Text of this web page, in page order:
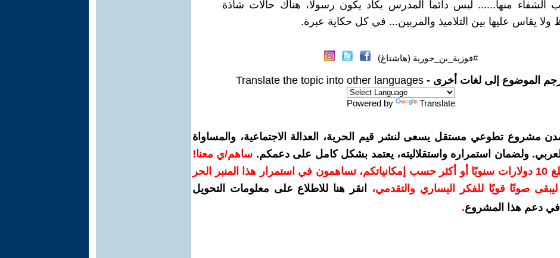
الشفاء منها...... ليس دائما المدرس يكاد يكون رسولا، هناك حالات شاذة
ولا يقاس عليها بين التلاميذ والمربين... في كل حكاية عبرة.
#فوزية_بن_حورية (هاشتاغ)
الموضوع إلى لغات أخرى - Translate the topic into other languages
Powered by Translate
مشروع تطوعي مستقل يسعى لنشر قيم الحرية، العدالة الاجتماعية، والمساواة
ولضمان استمراره واستقلاليته، يعتمد بشكل كامل على دعمكم. ساهم/ي معنا!
بدعمكم بمبلغ 10 دولارات سنويًا أو أكثر حسب إمكانياتكم، تساهمون في استمرار هذا المنبر الحر
صوتًا قويًا للفكر اليساري والتقدمي،
انقر هنا للاطلاع على معلومات التحويل
في دعم هذا المشروع.